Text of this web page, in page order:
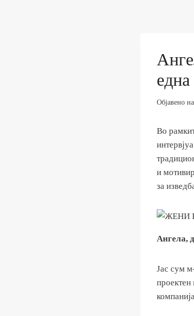
Објавено
Во
и
за
Ангела,
Јас сум